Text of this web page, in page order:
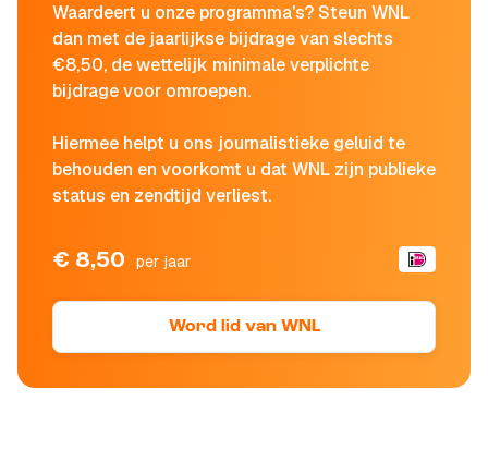
Waardeert u onze programma's? Steun WNL
dan met de jaarlijkse bijdrage van slechts
€8,50, de wettelijk minimale verplichte
bijdrage voor omroepen.
Hiermee helpt u ons journalistieke geluid te
behouden en voorkomt u dat WNL zijn publieke
status en zendtijd verliest.
€ 8,50 per jaar
Word lid van WNL